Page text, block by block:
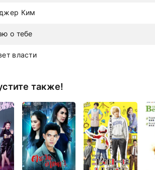
власти
о тебе
Ким
также!